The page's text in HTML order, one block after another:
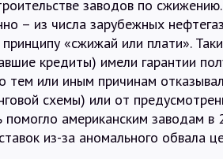
заводов по
– из числа зарубежных
«сжижай или плати».
кредиты) имели гарантии
тем или иным причинам
схемы) или от
американским заводам в
из-за аномального обвала